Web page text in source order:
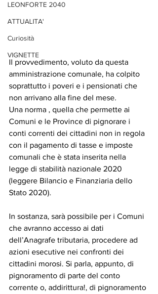
LEONFORTE 2040
ATTUALITA'
Curiosità
VIGNETTE
Il provvedimento, voluto da questa
amministrazione comunale, ha colpito
soprattutto i poveri e i pensionati che
non arrivano alla fine del mese.
Una norma , quella che permette ai
Comuni e le Province di pignorare i
conti correnti dei cittadini non in regola
con il pagamento di tasse e imposte
comunali che è stata inserita nella
legge di stabilità nazionale 2020
(leggere Bilancio e Finanziaria dello
Stato 2020).
In sostanza, sarà possibile per i Comuni
che avranno accesso ai dati
dell’Anagrafe tributaria, procedere ad
azioni esecutive nei confronti dei
cittadini morosi. Si parla, appunto, di
pignoramento di parte del conto
corrente o, addirittura!, di pignoramento